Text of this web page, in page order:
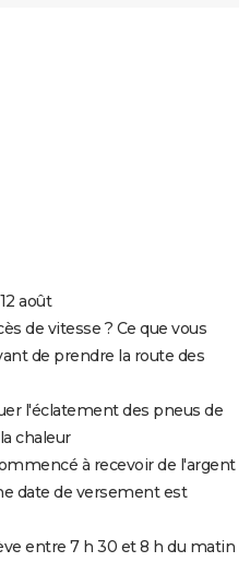
août
de vitesse ? Ce que vous
de prendre la route des
l'éclatement des pneus de
chaleur
à recevoir de l'argent
date de versement est
entre 7 h 30 et 8 h du matin